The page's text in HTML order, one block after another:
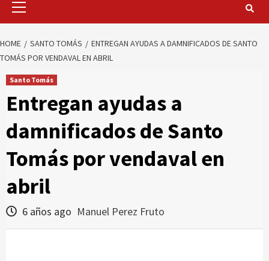
Primary
HOME SANTO TOMÁS
ENTREGAN AYUDAS A DAMNIFICADOS DE SANTO
TOMÁS POR VENDAVAL EN ABRIL
Santo Tomás
Entregan ayudas a
damnificados de Santo
Tomás por vendaval en
abril
6 años ago Manuel Perez Fruto